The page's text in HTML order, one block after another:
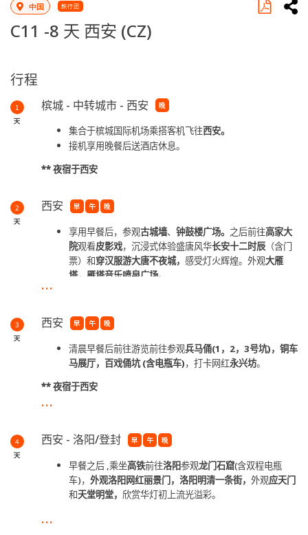
中国 旅行团
C11 -8 天 西安 (CZ)
行程
1
天
槟城 - 中转城市 - 西安 晚
集合于槟城国际机场乘搭客机飞往西安。
接机享用晚餐后送酒店休息。
**夜宿于西安
2
天
西安 早 午 晚
享用早餐后，参观古城墙、 钟鼓楼广场。 之后前往高家大
院观看皮影戏，沉浸式体验盛唐风华长安十二时辰 （含门
票）和穿汉服游大唐不夜城， 感受灯火辉煌。外观大雁
塔，雁塔音乐喷泉广场。
二时辰》IP为主题，以沉浸式体验为核心，在建筑，软装，钱
币，人物，服装，语言，音乐，故事等领域进行全唐化包装
...
3
天
西安 早 午 晚
清晨早餐后前往游览前往参观兵马俑(1，2，3号坑)，铜车
马展厅，百戏俑坑 (含电瓶车)，打卡网红永兴坊。
**夜宿于西安
*5月01 日 -5月20日 赏郁金
...
4
天
西安 - 洛阳/登封 早 午 晚
早餐之后 ,乘坐高铁前往洛阳参观龙门石窟(含双程电瓶
车)， 外观洛阳网红丽景门，洛阳明清一条街， 外观应天门
和天堂明堂， 欣赏华灯初上流光溢彩。
...